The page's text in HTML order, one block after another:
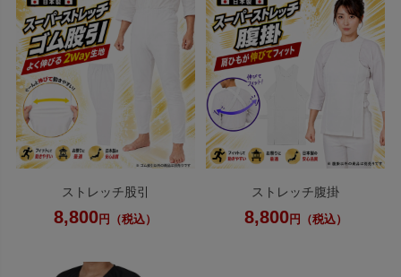
ストレッチ股引
8,800 円（税込）
ストレッチ腹掛
8,800円（税込）